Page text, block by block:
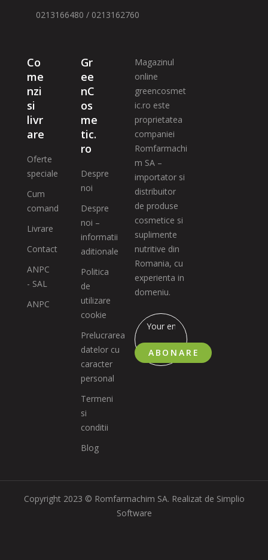
0213166480 / 0213162760
Co
me
nzi
si
livr
are
Oferte
speciale
Cum
comand
Livrare
Contact
ANPC
- SAL
ANPC
Gr
ee
nC
os
me
tic.
ro
Despre
noi
Despre
noi –
informatii
aditionale
Politica
de
utilizare
cookie
Prelucrarea
datelor cu
caracter
personal
Termeni
si
conditii
Blog
Magazinul
online
greencosmet
ic.ro este
proprietatea
companiei
Romfarmachi
m SA –
importator si
distribuitor
de produse
cosmetice si
suplimente
nutritive din
Romania, cu
experienta in
domeniu.
ABONARE
Copyright 2023 © Romfarmachim SA. Realizat de Simplio
Software